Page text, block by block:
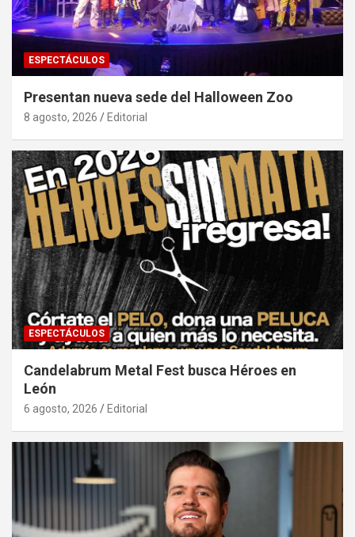
ESPECTÁCULOS
Presentan nueva sede del Halloween Zoo
8 agosto, 2026 Editorial
ESPECTÁCULOS
Candelabrum Metal Fest busca Héroes en
León
6 agosto, 2026 Editorial